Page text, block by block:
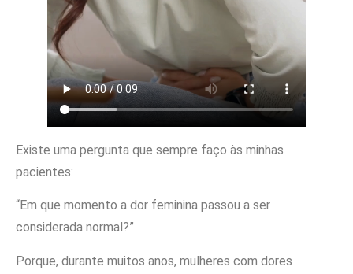
Existe uma pergunta que sempre faço às minhas
pacientes:
“Em que momento a dor feminina passou a ser
considerada normal?”
Porque, durante muitos anos, mulheres com dores